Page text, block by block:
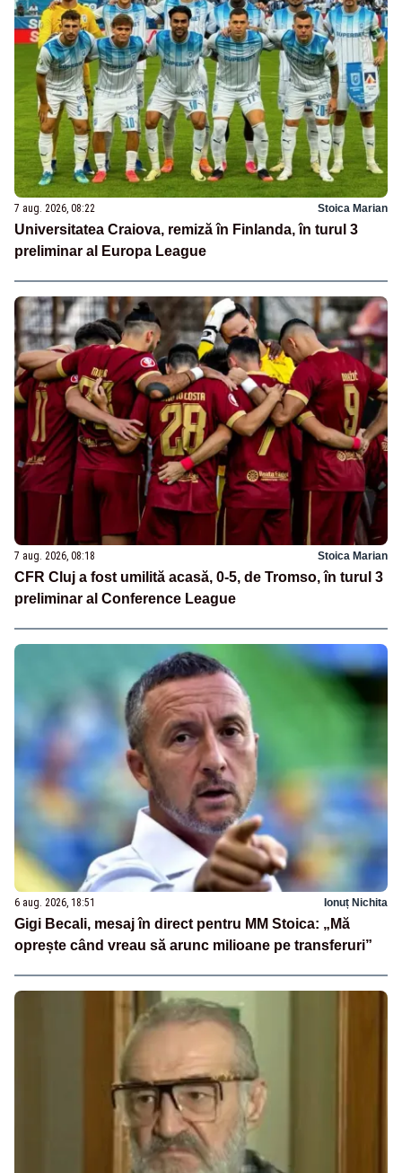
7 aug. 2026, 08:22 Stoica Marian
Universitatea Craiova, remiză în Finlanda, în turul 3
preliminar al Europa League
7 aug. 2026, 08:18 Stoica Marian
CFR Cluj a fost umilită acasă, 0-5, de Tromso, în turul 3
preliminar al Conference League
6 aug. 2026, 18:51 Ionuț Nichita
Gigi Becali, mesaj în direct pentru MM Stoica: „Mă
oprește când vreau să arunc milioane pe transferuri”